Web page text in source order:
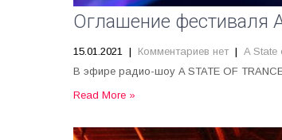
Оглашение фестиваля
15.01.2021 | Комментариев нет | A State
В эфире радио-шоу A STATE OF
Read More »